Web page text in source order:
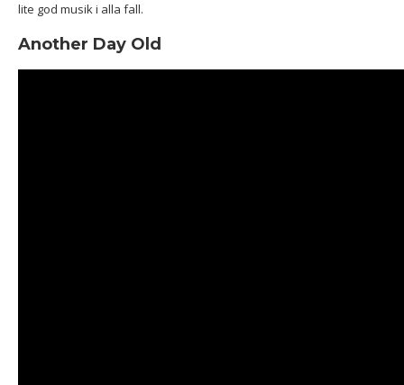
lite god musik i alla fall.
Another Day Old